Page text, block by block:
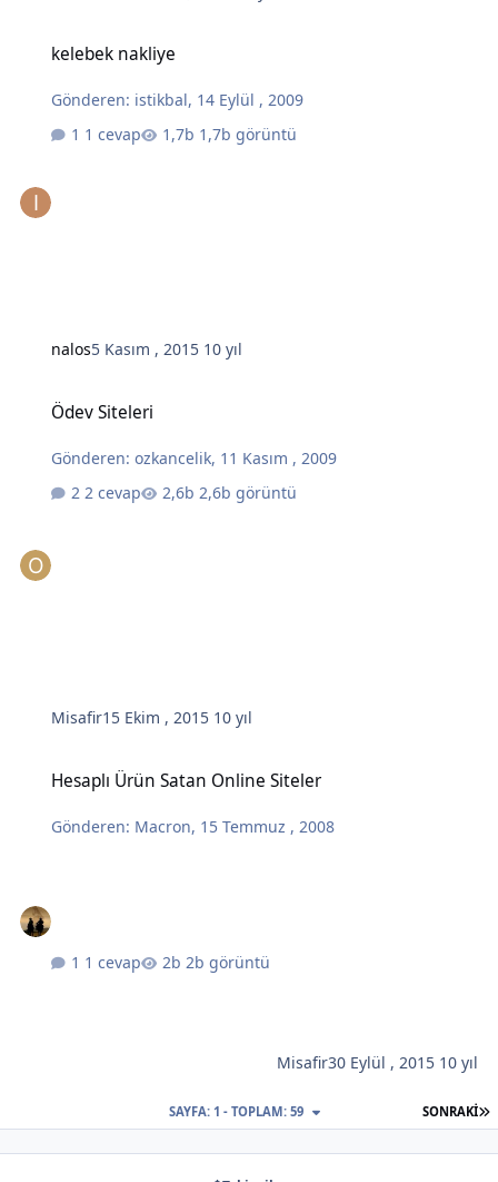
kelebek nakliye
Gönderen: istikbal, 14 Eylül , 2009
1 cevap
1,7b görüntü
nalos5 Kasım , 2015 10 yıl
Ödev Siteleri
Gönderen:ozkancelik, 11 Kasım , 2009
2 cevap
2,6b görüntü
Misafir15 Ekim , 2015 10 yıl
Hesaplı Ürün Satan Online Siteler
Gönderen: Macron, 15 Temmuz , 2008
1 cevap 2b görüntü
Misafir30 Eylül , 2015 10 yıl
SONRAKI
SAYFA: 1 - TOPLAM: 59